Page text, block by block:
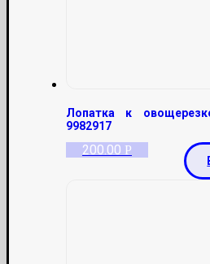
Лопатка к
9982917
200.00 Р